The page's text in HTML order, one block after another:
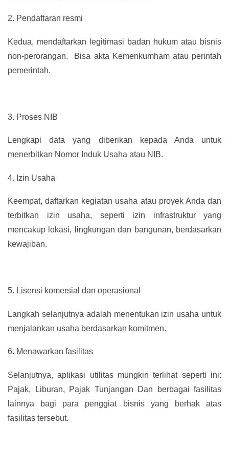
2. Pendaftaran resmi
Kedua, mendaftarkan legitimasi badan hukum atau bisnis
non-perorangan. Bisa akta Kemenkumham atau perintah
pemerintah.
3. Proses NIB
Lengkapi data yang diberikan kepada Anda untuk
menerbitkan Nomor Induk Usaha atau NIB.
4. Izin Usaha
Keempat, daftarkan kegiatan usaha atau proyek Anda dan
terbitkan izin usaha, seperti izin infrastruktur yang
mencakup lokasi, lingkungan dan bangunan, berdasarkan
kewajiban.
5. Lisensi komersial dan operasional
Langkah selanjutnya adalah menentukan izin usaha untuk
menjalankan usaha berdasarkan komitmen.
6. Menawarkan fasilitas
Selanjutnya, aplikasi utilitas mungkin terlihat seperti ini:
Pajak, Liburan, Pajak Tunjangan Dan berbagai fasilitas
lainnya bagi para penggiat bisnis yang berhak atas
fasilitas tersebut.